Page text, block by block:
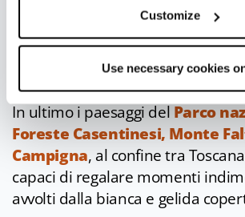
Customize
Use necessary cookies
Lizzano in Belvedere
dell'Appennino Bolognese e di
regionale del Corno alle Scale
In ultimo i paesaggi del Parco
Foreste Casentinesi, Monte
Campigna, al confine tra
capaci di regalare momenti
avvolti dalla bianca e gelida